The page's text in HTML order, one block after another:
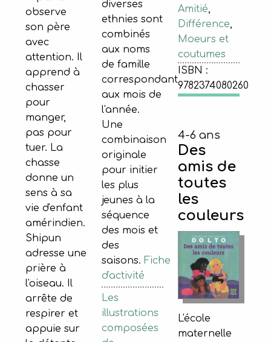
Amitié,
Différence,
Moeurs et
coutumes
ISBN :
9782374080260
observe
son père
avec
attention. Il
apprend à
chasser
pour
manger,
pas pour
tuer. La
chasse
donne un
sens à sa
vie d'enfant
amérindien.
Shipun
adresse une
prière à
l'oiseau. Il
arrête de
respirer et
appuie sur
diverses
ethnies sont
combinés
aux noms
de famille
correspondant
aux mois de
l'année.
Une
combinaison
originale
pour initier
les plus
jeunes à la
séquence
des mois et
des
saisons. Fiche
d'activité
Les
illustrations
composées
4-6 ans
Des
amis de
toutes
les
couleurs
L'école
maternelle